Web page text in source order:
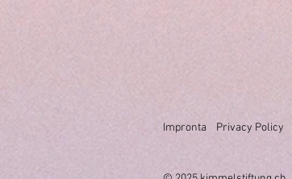
Impronta Privacy Policy